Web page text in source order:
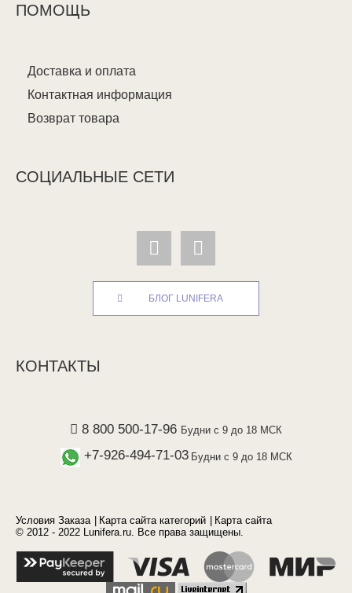
ПОМОЩЬ
Доставка и оплата
Контактная информация
Возврат товара
СОЦИАЛЬНЫЕ СЕТИ
БЛОГ LUNIFERA
КОНТАКТЫ
8 800 500-17-96 Будни с 9 до 18 МСК
+7-926-494-71-03 Будни с 9 до 18 МСК
Условия Заказа Карта сайта категорий
Карта сайта
© 2012 - 2022 Lunifera.ru. Все права защищены.